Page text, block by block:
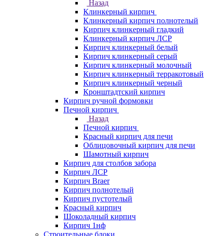
Назад
Клинкерный кирпич
Клинкерный кирпич полнотелый
Кирпич клинкерный гладкий
Клинкерный кирпич ЛСР
Кирпич клинкерный белый
Кирпич клинкерный серый
Кирпич клинкерный молочный
Кирпич клинкерный терракотовый
Кирпич клинкерный черный
Кронштадтский кирпич
Кирпич ручной формовки
Печной кирпич
Назад
Печной кирпич
Красный кирпич для печи
Облицовочный кирпич для печи
Шамотный кирпич
Кирпич для столбов забора
Кирпич ЛСР
Кирпич Braer
Кирпич полнотелый
Кирпич пустотелый
Красный кирпич
Шоколадный кирпич
Кирпич 1нф
Строительные блоки